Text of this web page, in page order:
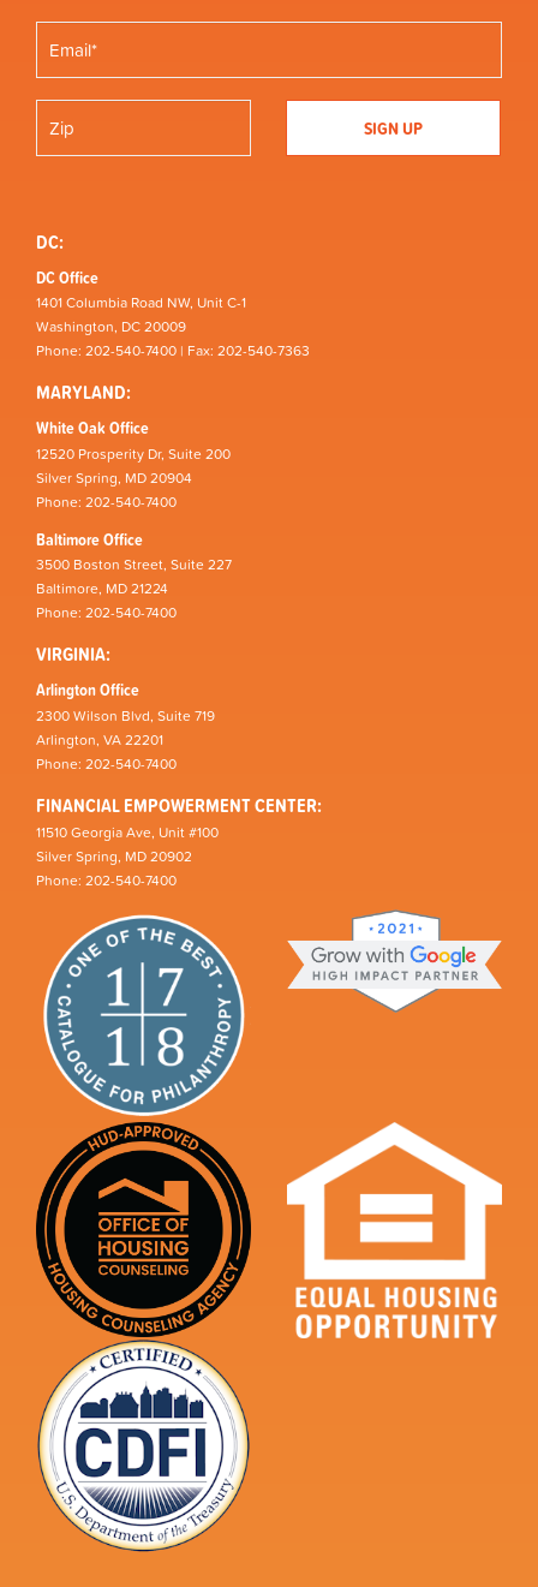
DC:
DC Office
1401 Columbia Road NW, Unit C-1
Washington, DC 20009
Phone: 202-540-7400 | Fax: 202-540-7363
MARYLAND:
White Oak Office
12520 Prosperity Dr, Suite 200
Silver Spring, MD 20904
Phone: 202-540-7400
Baltimore Office
3500 Boston Street, Suite 227
Baltimore, MD 21224
Phone: 202-540-7400
VIRGINIA:
Arlington Office
2300 Wilson Blvd, Suite 719
Arlington, VA 22201
Phone: 202-540-7400
FINANCIAL EMPOWERMENT CENTER:
11510 Georgia Ave, Unit #100
Silver Spring, MD 20902
Phone: 202-540-7400